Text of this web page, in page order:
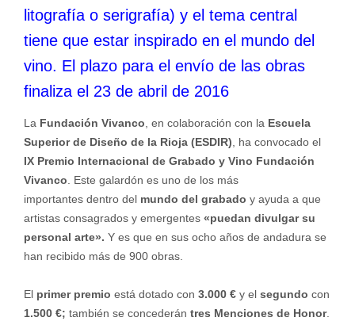
litografía o serigrafía) y el tema central
tiene que estar inspirado en el mundo del
vino. El plazo para el envío de las obras
finaliza el 23 de abril de 2016
La Fundación Vivanco , en colaboración con la Escuela
Superior de Diseño de la Rioja (ESDIR) , ha convocado el
IX Premio Internacional de Grabado y Vino Fundación
Vivanco . Este galardón es uno de los más
importantes dentro del mundo del grabado y ayuda a que
artistas consagrados y emergentes «puedan divulgar su
personal arte». Y es que en sus ocho años de andadura se
han recibido más de 900 obras.
El primer premio está dotado con 3.000 €y el segundo con
1.500 €; también se concederán tres Menciones de Honor.